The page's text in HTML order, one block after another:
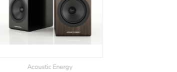
Acoustic Energy